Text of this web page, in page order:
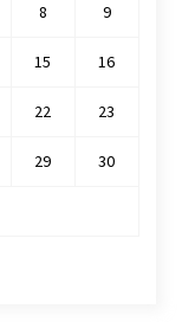
8 9
15 16
22 23
29 30